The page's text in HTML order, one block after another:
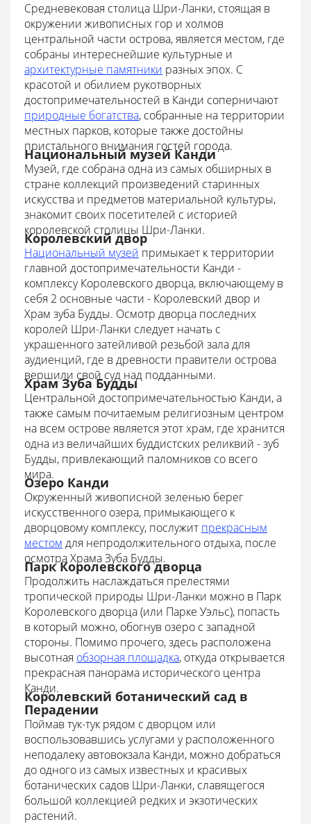
Средневековая столица Шри-Ланки, стоящая в
окружении живописных гор и холмов
центральной части острова, является местом, где
собраны интереснейшие культурные и
архитектурные памятники разных эпох. С
красотой и обилием рукотворных
достопримечательностей в Канди соперничают
природные богатства, собранные на территории
местных парков, которые также достойны
пристального внимания гостей города.
Национальный музей Канди
Музей, где собрана одна из самых обширных в
стране коллекций произведений старинных
искусства и предметов материальной культуры,
знакомит своих посетителей с историей
королевской столицы Шри-Ланки.
Королевский двор
Национальный музей примыкает к территории
главной достопримечательности Канди -
комплексу Королевского дворца, включающему в
себя 2 основные части - Королевский двор и
Храм зуба Будды. Осмотр дворца последних
королей Шри-Ланки следует начать с
украшенного затейливой резьбой зала для
аудиенций, где в древности правители острова
вершили свой суд над подданными.
Храм Зуба Будды
Центральной достопримечательностью Канди, а
также самым почитаемым религиозным центром
на всем острове является этот храм, где хранится
одна из величайших буддистских реликвий - зуб
Будды, привлекающий паломников со всего
мира.
Озеро Канди
Окруженный живописной зеленью берег
искусственного озера, примыкающего к
дворцовому комплексу, послужит прекрасным
местом для непродолжительного отдыха, после
осмотра Храма Зуба Будды.
Парк Королевского дворца
Продолжить наслаждаться прелестями
тропической природы Шри-Ланки можно в Парк
Королевского дворца (или Парке Уэльс), попасть
в который можно, обогнув озеро с западной
стороны. Помимо прочего, здесь расположена
высотная обзорная площадка, откуда открывается
прекрасная панорама исторического центра
Канди.
Королевский ботанический сад в
Перадении
Поймав тук-тук рядом с дворцом или
воспользовавшись услугами у расположенного
неподалеку автовокзала Канди, можно добраться
до одного из самых известных и красивых
ботанических садов Шри-Ланки, славящегося
большой коллекцией редких и экзотических
растений.